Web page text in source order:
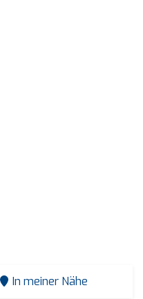
In meiner Nähe